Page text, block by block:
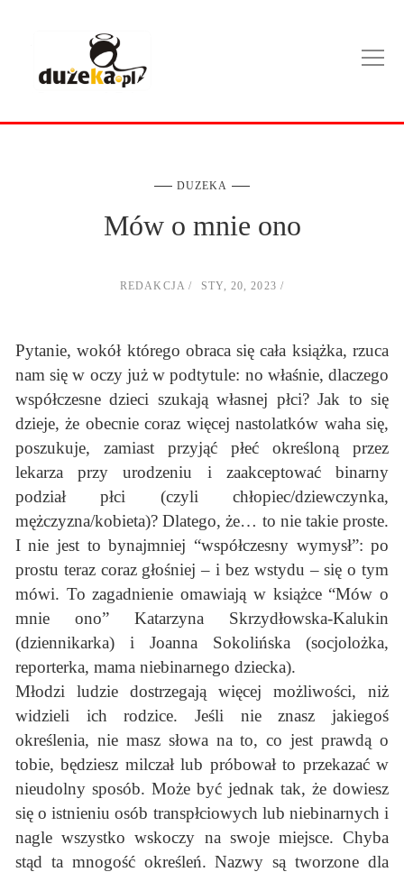
DUZEKA
Mów o mnie ono
REDAKCJA STY, 20, 2023
Pytanie, wokół którego obraca się cała książka, rzuca
nam się w oczy już w podtytule: no właśnie, dlaczego
współczesne dzieci szukają własnej płci? Jak to się
dzieje, że obecnie coraz więcej nastolatków waha się,
poszukuje, zamiast przyjąć płeć określoną przez
lekarza przy urodzeniu i zaakceptować binarny
podział płci (czyli chłopiec/dziewczynka,
mężczyzna/kobieta)? Dlatego, że… to nie takie proste.
I nie jest to bynajmniej “współczesny wymysł”: po
prostu teraz coraz głośniej – i bez wstydu – się o tym
mówi. To zagadnienie omawiają w książce “Mów o
mnie ono” Katarzyna Skrzydłowska-Kalukin
(dziennikarka) i Joanna Sokolińska (socjolożka,
reporterka, mama niebinarnego dziecka).
Młodzi ludzie dostrzegają więcej możliwości, niż
widzieli ich rodzice. Jeśli nie znasz jakiegoś
określenia, nie masz słowa na to, co jest prawdą o
tobie, będziesz milczał lub próbował to przekazać w
nieudolny sposób. Może być jednak tak, że dowiesz
się o istnieniu osób transpłciowych lub niebinarnych i
nagle wszystko wskoczy na swoje miejsce. Chyba
stąd ta mnogość określeń. Nazwy są tworzone dla